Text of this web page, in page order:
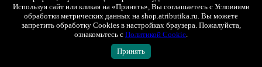
упакована в индивидуальную упаковку, защищена
голограммой, имеет уникальный штрихкод.
Описание Гарантия Оплата Доставка
Бейсболка NHL Washington Capitals серая
Используя сайт или кликая на «Принять», Вы соглашаетесь с Условиями
обработки метрических данных на shop.atributika.ru. Вы можете
запретить обработку Cookies в настройках браузера. Пожалуйста,
ознакомьтесь с Политикой Cookie.
Принять